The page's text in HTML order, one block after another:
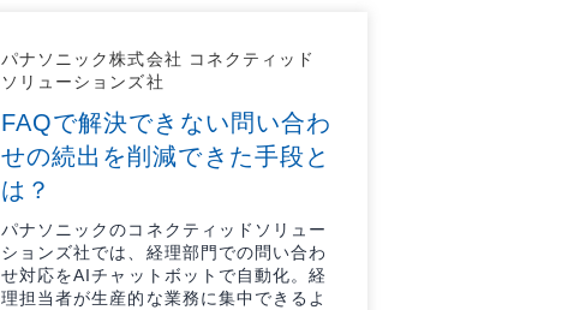
パナソニック株式会社 コネクティッド
ソリューションズ社
FAQで解決できない問い合わ
せの続出を削減できた手段と
は？
パナソニックのコネクティッドソリュー
ションズ社では、経理部門での問い合わ
せ対応をAIチャットボットで自動化。経
理担当者が生産的な業務に集中できるよ